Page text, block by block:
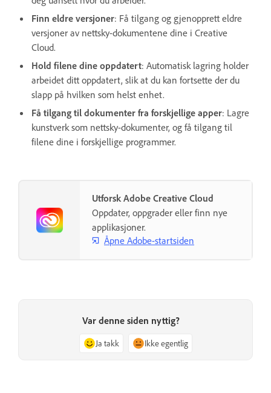
Finn eldre versjoner: Få tilgang og gjenopprett eldre
versjoner av nettsky-dokumentene dine i Creative
Cloud.
Hold filene dine oppdatert: Automatisk lagring holder
arbeidet ditt oppdatert, slik at du kan fortsette der du
slapp på hvilken som helst enhet.
Få tilgang til dokumenter fra forskjellige apper: Lagre
kunstverk som nettsky-dokumenter, og få tilgang til
filene dine i forskjellige programmer.
Utforsk Adobe Creative Cloud
Oppdater, oppgrader eller finn nye
applikasjoner.
Åpne Adobe-startsiden
Var denne siden nyttig?
Ja takk Ikke egentlig